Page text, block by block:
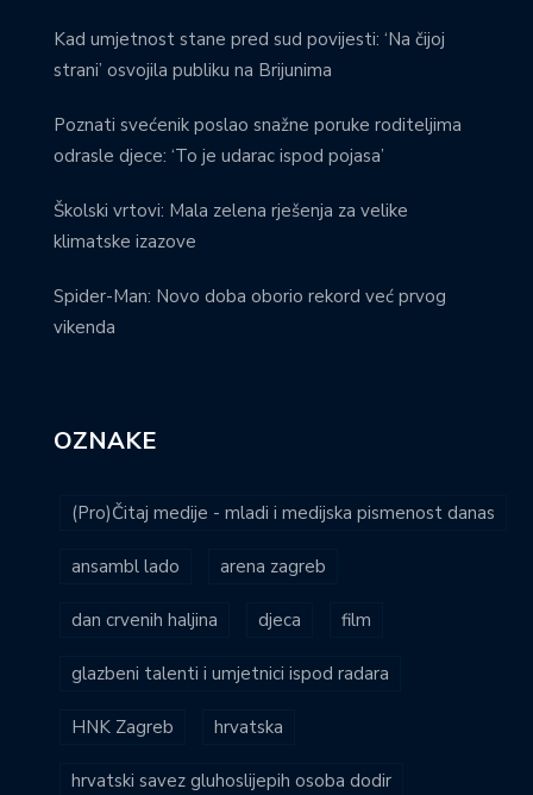
Kad umjetnost stane pred sud povijesti: ‘Na čijoj
strani’ osvojila publiku na Brijunima
Poznati svećenik poslao snažne poruke roditeljima
odrasle djece: ‘To je udarac ispod pojasa’
Školski vrtovi: Mala zelena rješenja za velike
klimatske izazove
Spider-Man: Novo doba oborio rekord već prvog
vikenda
OZNAKE
(Pro)Čitaj medije - mladi i medijska pismenost danas
ansambl lado arena zagreb
dan crvenih haljina djeca film
glazbeni talenti i umjetnici ispod radara
HNK Zagreb hrvatska
hrvatski savez gluhoslijepih osoba dodir